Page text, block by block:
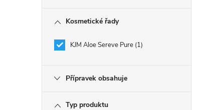
Kosmetické řady
KJM Aloe Sereve Pure 1
Přípravek obsahuje
Typ produktu